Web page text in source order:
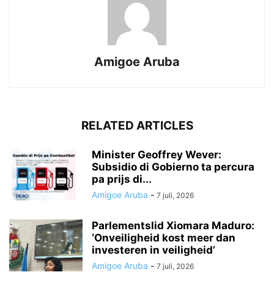
Amigoe Aruba
RELATED ARTICLES
Minister Geoffrey Wever:
Subsidio di Gobierno ta percura
pa prijs di...
Amigoe Aruba - 7 juli, 2026
Parlementslid Xiomara Maduro:
‘Onveiligheid kost meer dan
investeren in veiligheid’
Amigoe Aruba - 7 juli, 2026